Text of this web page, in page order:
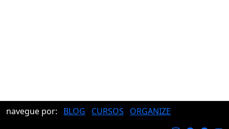
navegue por: BLOG CURSOS ORGANIZE